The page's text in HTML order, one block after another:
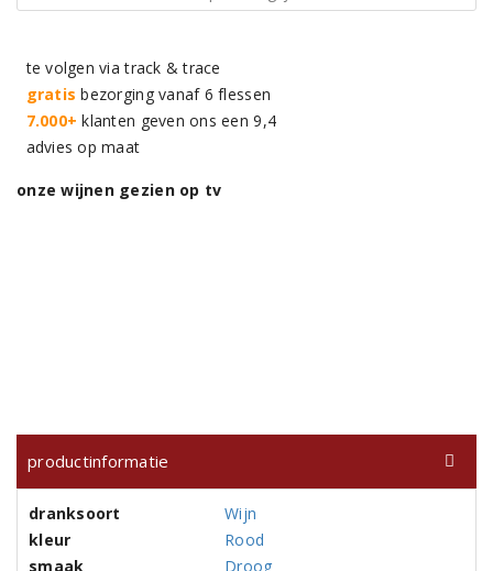
te volgen via track & trace
gratis bezorging vanaf 6 flessen
7.000+ klanten geven ons een 9,4
advies op maat
onze wijnen gezien op tv
productinformatie
dranksoort
Wijn
kleur
Rood
smaak
Droog